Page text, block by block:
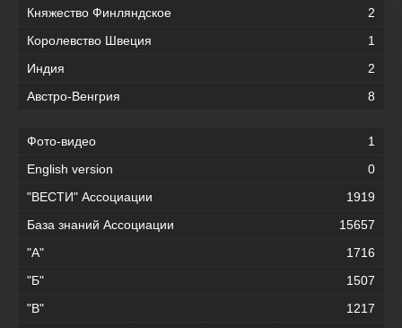
Княжество Финляндское
2
Королевство Швеция
1
Индия
2
Австро-Венгрия
8
Фото-видео
1
English version
0
"ВЕСТИ" Ассоциации
1919
База знаний Ассоциации
15657
"А"
1716
"Б"
1507
"В"
1217